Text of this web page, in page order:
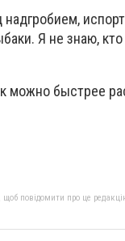
Я не знаю,
можно быстрее
щоб повідомити про це